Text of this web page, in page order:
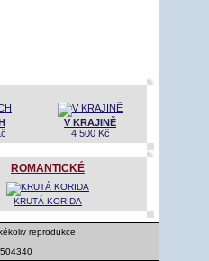
V KRAJINĚ
4 500 Kč
ROMANTICKÉ
KRUTÁ KORIDA
reprodukce